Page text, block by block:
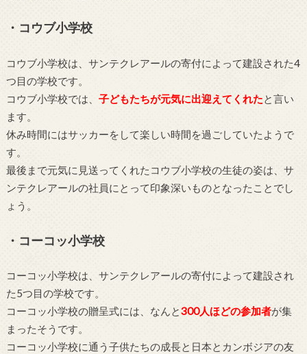
・コウブ小学校
コウブ小学校は、サンテクレアールの寄付によって建設された4
つ目の学校です。
コウブ小学校では、 子どもたちが元気に出迎えてくれたと言い
ます。
休み時間にはサッカーをして楽しい時間を過ごしていたようで
す。
最後まで元気に見送ってくれたコウブ小学校の生徒の姿は、サ
ンテクレアールの社員にとって印象深いものとなったことでし
ょう。
・コーコッ小学校
コーコッ小学校は、サンテクレアールの寄付によって建設され
た5つ目の学校です。
コーコッ小学校の贈呈式には、なんと300人ほどの参加者が集
まったそうです。
コーコッ小学校に通う子供たちの成長と日本とカンボジアの友